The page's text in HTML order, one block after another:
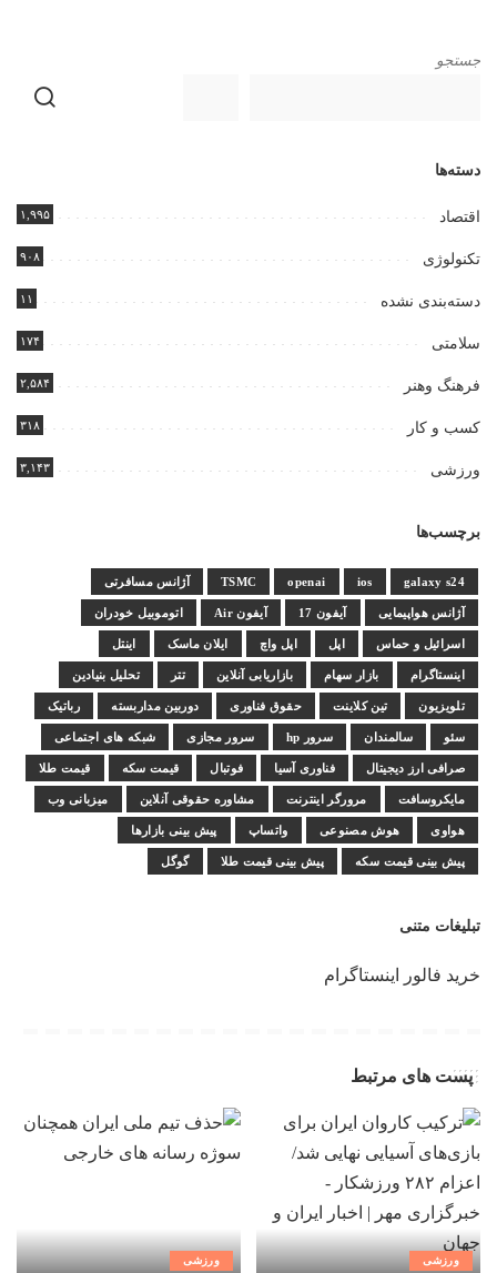
جستجو
دسته‌ها
اقتصاد ۱,۹۹۵
تکنولوژی ۹۰۸
دسته‌بندی نشده ۱۱
سلامتی ۱۷۴
فرهنگ وهنر ۲,۵۸۴
کسب و کار ۳۱۸
ورزشی ۳,۱۴۳
برچسب‌ها
galaxy s24
ios
openai
TSMC آژانس مسافرتی
آژانس هواپیمایی آیفون 17 آیفون Air اتوموبیل خودران
اسرائیل و حماس اپل اپل واچ ایلان ماسک اینتل
اینستاگرام بازار سهام بازاریابی آنلاین تتر تحلیل بنیادین
تلویزیون تین کلاینت حقوق فناوری دوربین مداربسته رباتیک
سئو سالمندان سرور hp سرور مجازی شبکه های اجتماعی
صرافی ارز دیجیتال فناوری آسیا فوتبال قیمت سکه قیمت طلا
مایکروسافت مرورگر اینترنت مشاوره حقوقی آنلاین میزبانی وب
هواوی هوش مصنوعی واتساپ پیش بینی بازارها
پیش بینی قیمت سکه پیش بینی قیمت طلا گوگل
تبلیغات متنی
خرید فالور اینستاگرام
پست های مرتبط
ورزشی ورزشی